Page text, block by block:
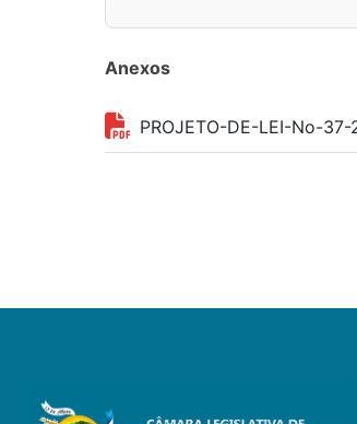
Anexos
PROJETO-DE-LEI-No-